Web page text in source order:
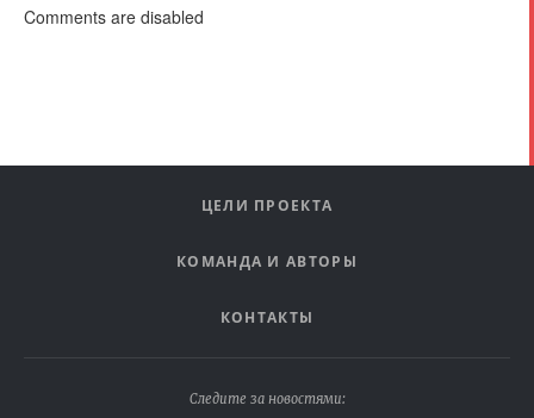
Comments are disabled
ЦЕЛИ ПРОЕКТА
КОМАНДА И АВТОРЫ
КОНТАКТЫ
Следите за новостями: